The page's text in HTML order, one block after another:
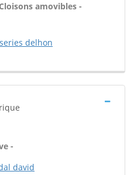
amovibles -
delhon
-
david